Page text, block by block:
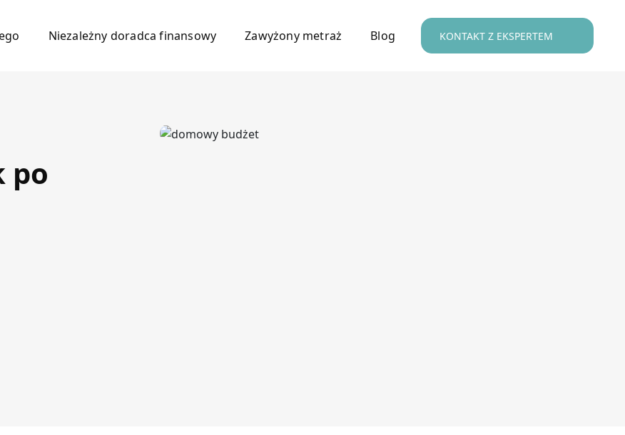
Niezależny doradca finansowy Zawyżony metraż Blog KONTAKT Z EKSPERTEM
po